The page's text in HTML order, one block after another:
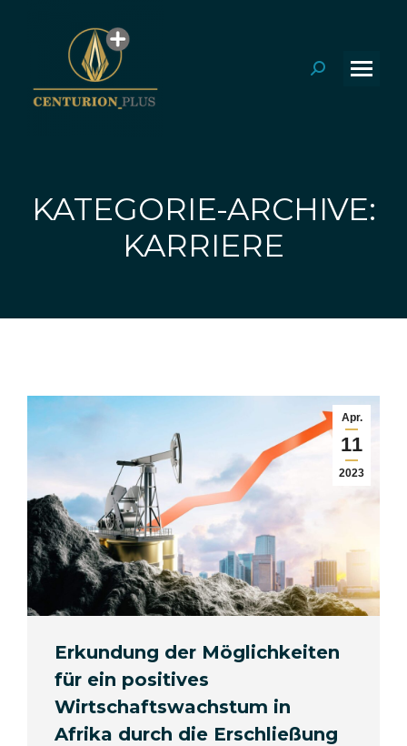
Search:
KATEGORIE-ARCHIVE:
KARRIERE
Apr.
11
2023
Erkundung der Möglichkeiten
für ein positives
Wirtschaftswachstum in
Afrika durch die Erschließung